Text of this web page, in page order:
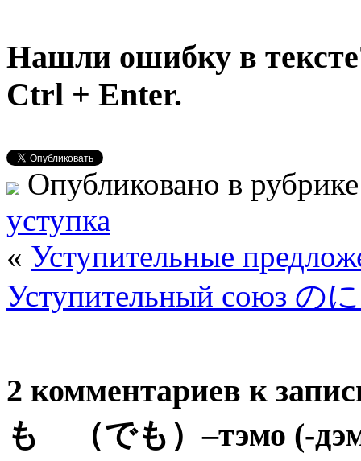
Нашли ошибку в
Ctrl + Enter.
Опубликовано в
уступка
« Уступительные
Уступительный союз の
2 комментариев к
も （でも）–тэмо (-